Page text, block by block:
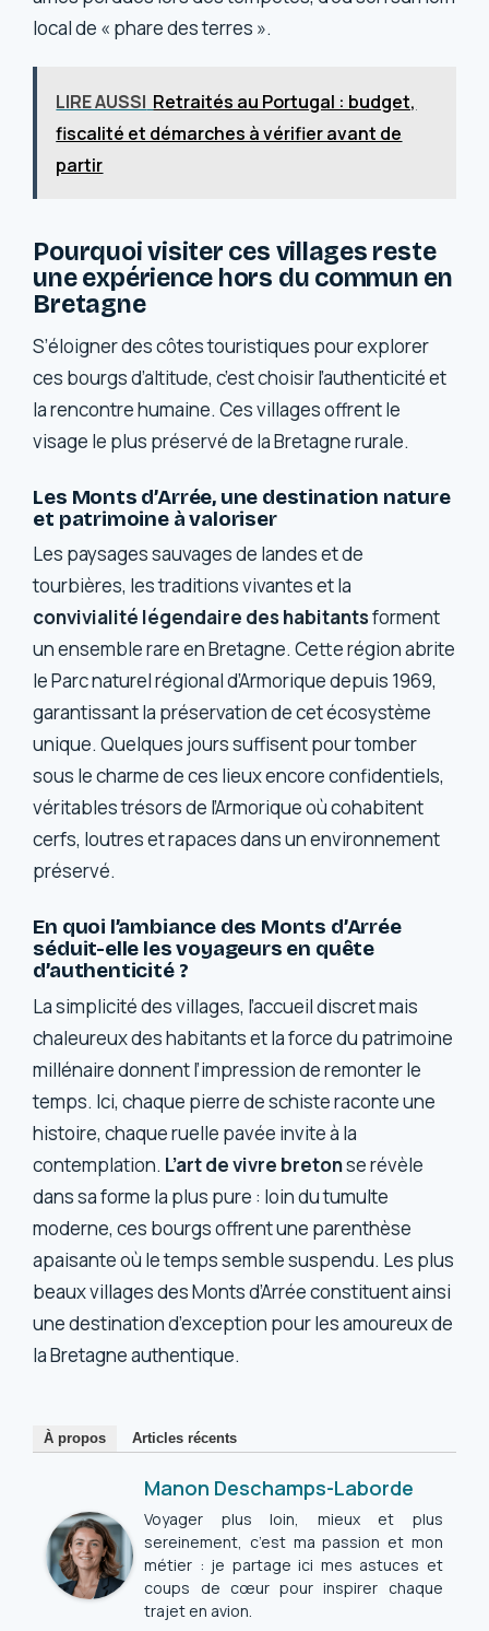
local de « phare des terres ».
LIRE AUSSI Retraités au Portugal : budget,
fiscalité et démarches à vérifier avant de
partir
Pourquoi visiter ces villages reste
une expérience hors du commun en
Bretagne
S’éloigner des côtes touristiques pour explorer
ces bourgs d’altitude, c’est choisir l’authenticité et
la rencontre humaine. Ces villages offrent le
visage le plus préservé de la Bretagne rurale.
Les Monts d’Arrée, une destination nature
et patrimoine à valoriser
Les paysages sauvages de landes et de
tourbières, les traditions vivantes et la
convivialité légendaire des habitantsforment
un ensemble rare en Bretagne. Cette région abrite
le Parc naturel régional d’Armorique depuis 1969,
garantissant la préservation de cet écosystème
unique. Quelques jours suffisent pour tomber
sous le charme de ces lieux encore confidentiels,
véritables trésors de l’Armorique où cohabitent
cerfs, loutres et rapaces dans un environnement
préservé.
En quoi l’ambiance des Monts d’Arrée
séduit-elle les voyageurs en quête
d’authenticité ?
La simplicité des villages, l’accueil discret mais
chaleureux des habitants et la force du patrimoine
millénaire donnent l’impression de remonter le
temps. Ici, chaque pierre de schiste raconte une
histoire, chaque ruelle pavée invite à la
contemplation. L’art de vivre bretonse révèle
dans sa forme la plus pure : loin du tumulte
moderne, ces bourgs offrent une parenthèse
apaisante où le temps semble suspendu. Les plus
beaux villages des Monts d’Arrée constituent ainsi
une destination d’exception pour les amoureux de
la Bretagne authentique.
À propos Articles récents
Manon Deschamps-Laborde
Voyager plus loin, mieux et plus
sereinement, c’est ma passion et mon
métier : je partage ici mes astuces et
coups de cœur pour inspirer chaque
trajet en avion.